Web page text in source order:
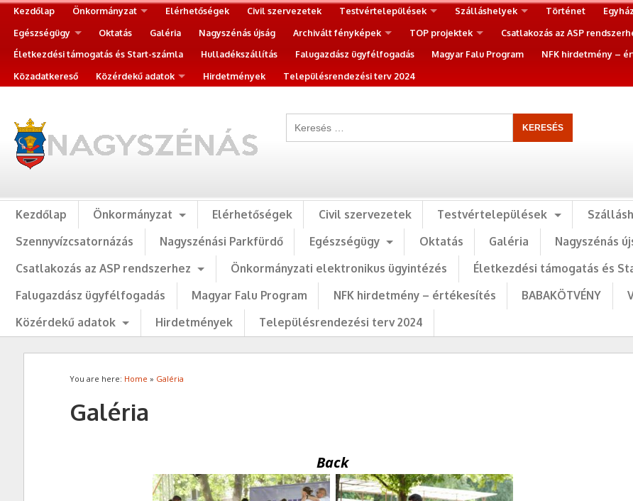
Kezdőlap Önkormányzat Elérhetőségek Civil szervezetek Testvértelepülések Szálláshelyek Történet Egyház
Egészségügy
Oktatás Galéria Nagyszénás újság Archivált fényképek TOP projektek Csatlakozás az ASP
Életkezdési támogatás és Start-számla
Hulladékszállítás Falugazdász ügyfélfogadás Magyar Falu Program NFK hirdetmény –
Közadatkereső
Közérdekű adatok Hirdetmények Településrendezési terv 2024
Kezdőlap Önkormányzat Elérhetőségek Civil szervezetek Testvértelepülések
Szennyvízcsatornázás
Nagyszénási Parkfürdő Egészségügy Oktatás Galéria Nagyszénás
Csatlakozás az ASP rendszerhez
Önkormányzati elektronikus ügyintézés Életkezdési támogatás és
Falugazdász ügyfélfogadás
Magyar Falu Program NFK hirdetmény – értékesítés BABAKÖTVÉNY
Közérdekű adatok
Hirdetmények Településrendezési terv 2024
You are here: Home » Galéria
Galéria
Back